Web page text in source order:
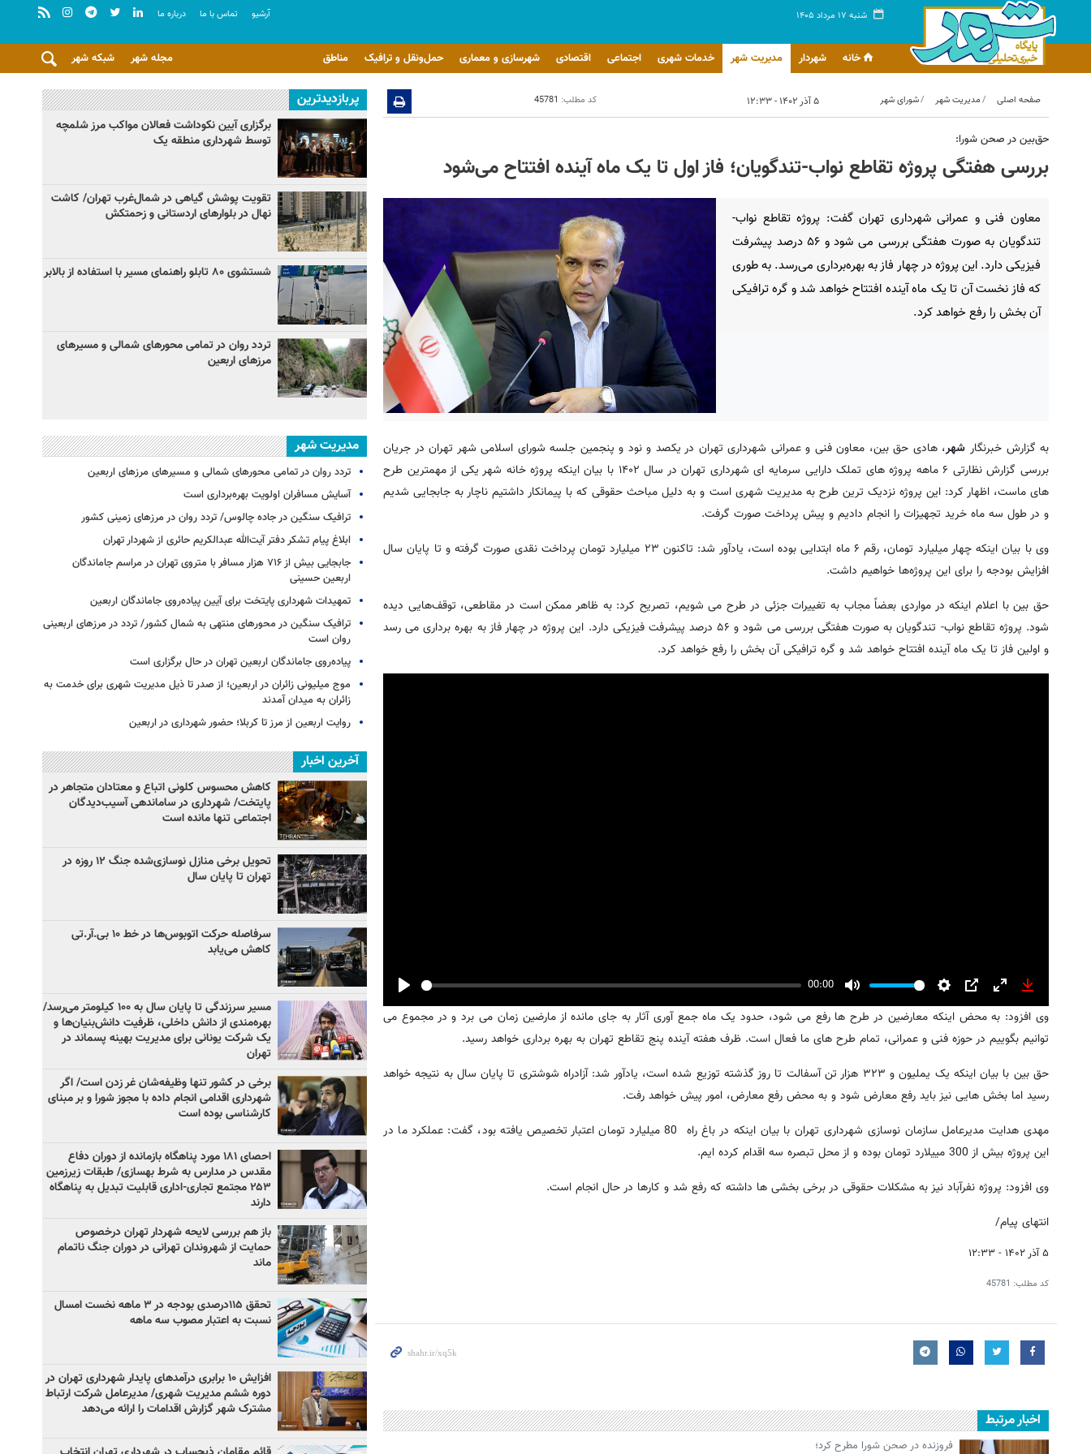
شنبه ۱۷ مرداد ۱۴۰۵ آرشيو تماس با ما درباره ما
خانه شهردار مدیریت شهر خدمات شهری اجتماعی اقتصادی شهرسازی و معماری حمل‌ونقل و ترافیک مناطق شبکه شهر مجله شهر
صفحه اصلی مدیریت شهر شورای شهر ۵ آذر ۱۴۰۲ - ۱۲:۳۳ کد مطلب: 45781
حق‌بین در صحن شورا:
بررسی هفتگی پروژه تقاطع نواب-تندگویان؛ فاز اول تا یک ماه آینده افتتاح می‌شود
معاون فنی و عمرانی شهرداری تهران گفت: پروژه تقاطع نواب-
تندگویان به صورت هفتگی بررسی می شود و ۵۶ درصد پیشرفت
فیزیکی دارد. این پروژه در چهار فاز به بهره‌برداری می‌رسد. به طوری
که فاز نخست آن تا یک ماه آینده افتتاح خواهد شد و گره ترافیکی
آن بخش را رفع خواهد کرد.
به گزارش خبرنگار شهر، هادی حق بین، معاون فنی و عمرانی شهرداری تهران در یکصد و نود و پنجمین جلسه شورای اسلامی شهر تهران در جریان
بررسی گزارش نظارتی ۶ ماهه پروژه های تملک دارایی سرمایه ای شهرداری تهران در سال ۱۴۰۲ با بیان اینکه پروژه خانه شهر یکی از مهمترین طرح
های ماست، اظهار کرد: این پروژه نزدیک ترین طرح به مدیریت شهری است و به دلیل مباحث حقوقی که با پیمانکار داشتیم ناچار به جابجایی شدیم
و در طول سه ماه خرید تجهیزات را انجام دادیم و پیش پرداخت صورت گرفت.
وی با بیان اینکه چهار میلیارد تومان، رقم ۶ ماه ابتدایی بوده است، یادآور شد: تاکنون ۲۳ میلیارد تومان پرداخت نقدی صورت گرفته و تا پایان سال
افزایش بودجه را برای این پروژه‌ها خواهیم داشت.
حق بین با اعلام اینکه در مواردی بعضاً مجاب به تغییرات جزئی در طرح می شویم، تصریح کرد: به ظاهر ممکن است در مقاطعی، توقف‌هایی دیده
شود. پروژه تقاطع نواب- تندگویان به صورت هفتگی بررسی می شود و ۵۶ درصد پیشرفت فیزیکی دارد. این پروژه در چهار فاز به بهره برداری می رسد
و اولین فاز تا یک ماه آینده افتتاح خواهد شد و گره ترافیکی آن بخش را رفع خواهد کرد.
Play
00:00
Mute Settings
PIP Enter
fullscreen
Download
وی افزود: به محض اینکه معارضین در طرح ها رفع می شود، حدود یک ماه جمع آوری آثار به جای مانده از مارضین زمان می برد و در مجموع می
توانیم بگوییم در حوزه فنی و عمرانی، تمام طرح های ما فعال است. ظرف هفته آینده پنج تقاطع تهران به بهره برداری خواهد رسید.
حق بین با بیان اینکه یک یملیون و ۳۲۳ هزار تن آسفالت تا روز گذشته توزیع شده است، یادآور شد: آزادراه شوشتری تا پایان سال به نتیجه خواهد
رسید اما بخش هایی نیز باید رفع معارض شود و به محض رفع معارض، امور پیش خواهد رفت.
مهدی هدایت مدیرعامل سازمان نوسازی شهرداری تهران با بیان اینکه در باغ راه 80 میلیارد تومان اعتبار تخصیص یافته بود، گفت: عملکرد ما در
این پروژه بیش از 300 مییلارد تومان بوده و از محل تبصره سه اقدام کرده ایم.
وی افزود: پروژه نفرآباد نیز به مشکلات حقوقی در برخی بخشی ها داشته که رفع شد و کارها در حال انجام است.
انتهای پیام/
۵ آذر ۱۴۰۲ - ۱۲:۳۳
کد مطلب: 45781
اخبار مرتبط
فروزنده در صحن شورا مطرح کرد؛
پربازدیدترین
برگزاری آیین نکوداشت فعالان مواکب مرز شلمچه
توسط شهرداری منطقه یک
تقویت پوشش گیاهی در شمال‌غرب تهران/ کاشت
نهال در بلوارهای اردستانی و زحمتکش
شستشوی ۸۰ تابلو راهنمای مسیر با استفاده از بالابر
تردد روان در تمامی محورهای شمالی و مسیرهای
مرزهای اربعین
مدیریت شهر
تردد روان در تمامی محورهای شمالی و مسیرهای مرزهای اربعین
آسایش مسافران اولویت بهره‌برداری است
ترافیک سنگین در جاده چالوس/ تردد روان در مرزهای زمینی کشور
ابلاغ پیام تشکر دفتر آیت‌الله عبدالکریم حائری از شهردار تهران
جابجایی بیش از ۷۱۶ هزار مسافر با متروی تهران در مراسم جاماندگان
اربعین حسینی
تمهیدات شهرداری پایتخت برای آیین پیاده‌روی جاماندگان اربعین
ترافیک سنگین در محورهای منتهی به شمال کشور/ تردد در مرزهای اربعینی
روان است
پیاده‌روی جاماندگان اربعین تهران در حال برگزاری است
موج میلیونی زائران در اربعین؛ از صدر تا ذیل مدیریت شهری برای خدمت به
زائران به میدان آمدند
روایت اربعین از مرز تا کربلا؛ حضور شهرداری در اربعین
آخرین اخبار
کاهش محسوس کلونی اتباع و معتادان متجاهر در
پایتخت/ شهرداری در ساماندهی آسیب‌دیدگان
اجتماعی تنها مانده است
تحویل برخی منازل نوسازی‌شده جنگ ۱۲ روزه در
تهران تا پایان سال
سرفاصله حرکت اتوبوس‌ها در خط ۱۰ بی‌.آر.تی
کاهش می‌یابد
مسیر سرزندگی تا پایان سال به ۱۰۰ کیلومتر می‌رسد/
بهره‌مندی از دانش داخلی، ظرفیت دانش‌بنیان‌ها و
یک شرکت یونانی برای مدیریت بهینه پسماند در
تهران
برخی در کشور تنها وظیفه‌شان غر زدن است/ اگر
شهرداری اقدامی انجام داده با مجوز شورا و بر مبنای
کارشناسی بوده است
احصای ۱۸۱ مورد پناهگاه بازمانده از دوران دفاع
مقدس در مدارس به شرط بهسازی/ طبقات زیرزمین
۲۵۳ مجتمع تجاری-اداری قابلیت تبدیل به پناهگاه
دارند
باز هم بررسی لایحه شهردار تهران درخصوص
حمایت از شهروندان تهرانی در دوران جنگ ناتمام
ماند
تحقق ۱۱۵درصدی بودجه در ۳ ماهه نخست امسال
نسبت به اعتبار مصوب سه ماهه
افزایش ۱۰ برابری درآمدهای پایدار شهرداری تهران در
دوره ششم مدیریت شهری/ مدیرعامل شرکت ارتباط
مشترک شهر گزارش اقدامات را ارائه می‌دهد